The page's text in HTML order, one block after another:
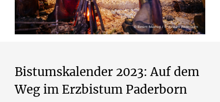
© Besim Mazhiqi / Erzbistum Paderborn
Bistumskalender 2023: Auf dem
Weg im Erzbistum Paderborn